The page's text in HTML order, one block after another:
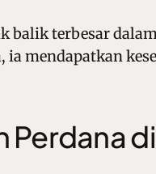
balik terbesar
ia mendapatkan